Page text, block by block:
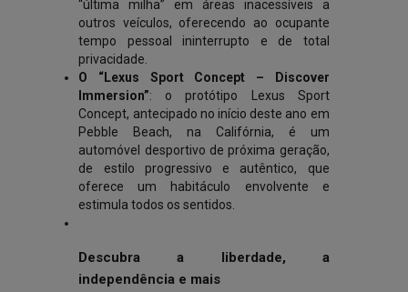
“última milha” em áreas inacessíveis a
outros veículos, oferecendo ao ocupante
tempo pessoal ininterrupto e de total
privacidade.
O “Lexus Sport Concept – Discover
Immersion”: o protótipo Lexus Sport
Concept, antecipado no início deste ano em
Pebble Beach, na Califórnia, é um
automóvel desportivo de próxima geração,
de estilo progressivo e autêntico, que
oferece um habitáculo envolvente e
estimula todos os sentidos.
Descubra a liberdade, a
independência e mais